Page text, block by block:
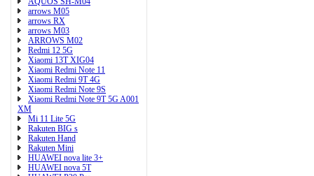
arrows M05
arrows RX
arrows M03
ARROWS M02
Redmi 12 5G
Xiaomi 13T XIG04
Xiaomi Redmi Note 11
Xiaomi Redmi 9T 4G
Xiaomi Redmi Note 9S
Xiaomi Redmi Note 9T 5G A001
XM
Mi 11 Lite 5G
Rakuten BIG s
Rakuten Hand
Rakuten Mini
HUAWEI nova lite 3+
HUAWEI nova 5T